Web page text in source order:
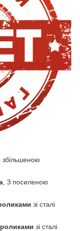
збільшеною
, З посиленою
зі сталі
зі сталі